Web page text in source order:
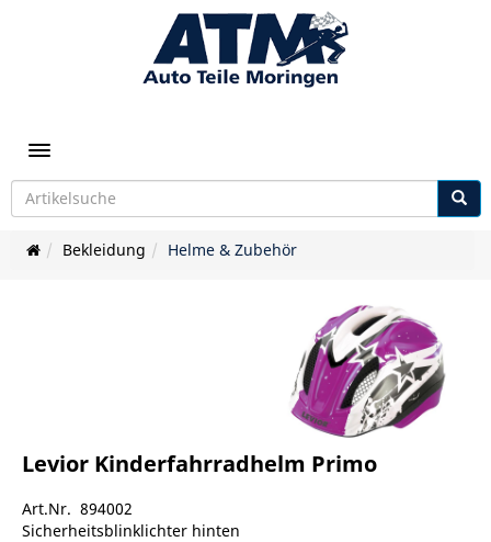
Toggle navigation
Bekleidung Helme & Zubehör
Levior Kinderfahrradhelm Primo
Art.Nr. 894002
Sicherheitsblinklichter hinten